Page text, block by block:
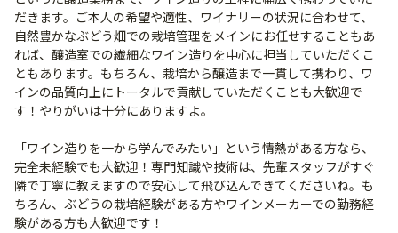
だきます。ご本人の希望や適性、ワイナリーの状況に合わせて、
自然豊かなぶどう畑での栽培管理をメインにお任せすることもあ
れば、醸造室での繊細なワイン造りを中心に担当していただくこ
ともあります。もちろん、栽培から醸造まで一貫して携わり、ワ
インの品質向上にトータルで貢献していただくことも大歓迎で
す！やりがいは十分にありますよ。
「ワイン造りを一から学んでみたい」という情熱がある方なら、
完全未経験でも大歓迎！専門知識や技術は、先輩スタッフがすぐ
隣で丁寧に教えますので安心して飛び込んできてくださいね。も
ちろん、ぶどうの栽培経験がある方やワインメーカーでの勤務経
験がある方も大歓迎です！